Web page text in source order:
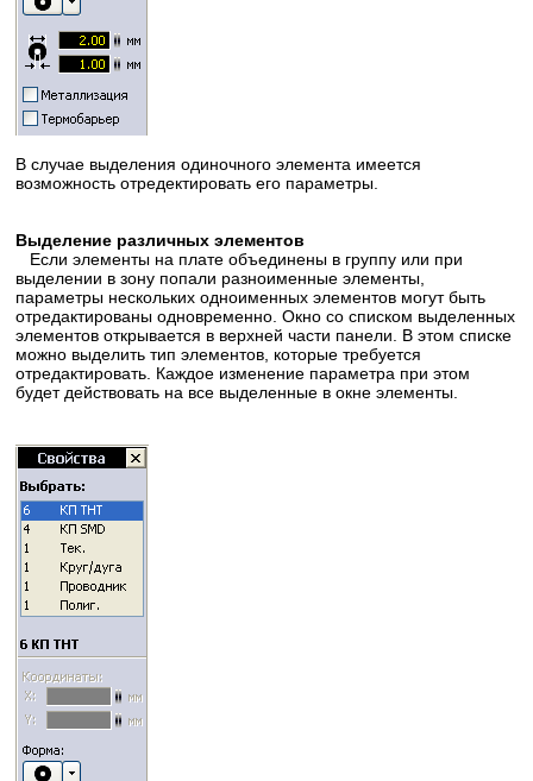
В случае выделения одиночного элемента имеется
возможность отредектировать его параметры.
Выделение различных элементов
Если элементы на плате объединены в группу или при
выделении в зону попали разноименные элементы,
параметры нескольких одноименных элементов могут быть
отредактированы одновременно. Окно со списком выделенных
элементов открывается в верхней части панели. В этом списке
можно выделить тип элементов, которые требуется
отредактировать. Каждое изменение параметра при этом
будет действовать на все выделенные в окне элементы.